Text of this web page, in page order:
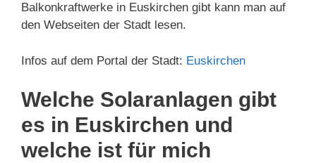
Balkonkraftwerke in Euskirchen gibt kann man auf
den Webseiten der Stadt lesen.
Infos auf dem Portal der Stadt: Euskirchen
Welche Solaranlagen gibt
es in Euskirchen und
welche ist für mich